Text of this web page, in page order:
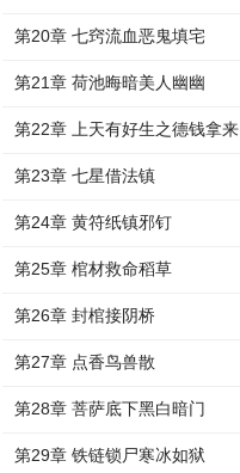
第20章 七窍流血恶鬼填宅
第21章 荷池晦暗美人幽幽
第22章 上天有好生之德钱拿来
第23章 七星借法镇
第24章 黄符纸镇邪钉
第25章 棺材救命稻草
第26章 封棺接阴桥
第27章 点香鸟兽散
第28章 菩萨底下黑白暗门
第29章 铁链锁尸寒冰如狱